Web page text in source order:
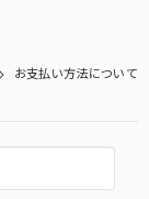
お支払い方法について